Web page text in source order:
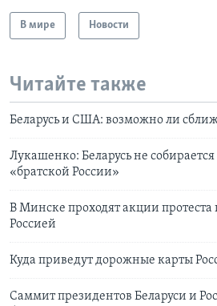
В мире Новости
Читайте также
Беларусь и США: возможно ли
Лукашенко: Беларусь не собирается
«братской России»
В Минске проходят акции протеста
Россией
Куда приведут дорожные карты
Саммит президентов Беларуси и